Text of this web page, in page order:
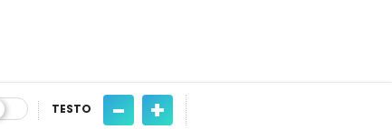
TESTO - +